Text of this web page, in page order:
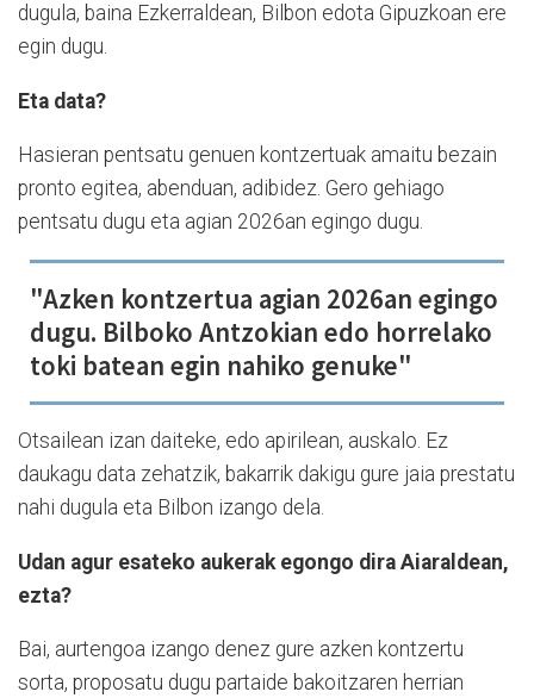
dugula, baina Ezkerraldean, Bilbon edota Gipuzkoan ere
egin dugu.
Eta data?
Hasieran pentsatu genuen kontzertuak amaitu bezain
pronto egitea, abenduan, adibidez. Gero gehiago
pentsatu dugu eta agian 2026an egingo dugu.
"Azken kontzertua agian 2026an egingo
dugu. Bilboko Antzokian edo horrelako
toki batean egin nahiko genuke"
Otsailean izan daiteke, edo apirilean, auskalo. Ez
daukagu data zehatzik, bakarrik dakigu gure jaia prestatu
nahi dugula eta Bilbon izango dela.
Udan agur esateko aukerak egongo dira Aiaraldean,
ezta?
Bai, aurtengoa izango denez gure azken kontzertu
sorta, proposatu dugu partaide bakoitzaren herrian